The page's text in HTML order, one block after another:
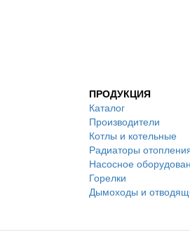
ПРОДУКЦИЯ
Каталог
Производители
Котлы и котельные
Радиаторы
Насосное
Горелки
Дымоходы и